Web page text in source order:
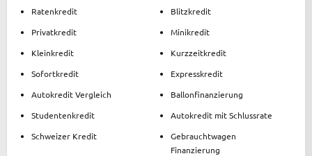
Ratenkredit
Privatkredit
Kleinkredit
Sofortkredit
Autokredit Vergleich
Studentenkredit
Schweizer Kredit
Blitzkredit
Minikredit
Kurzzeitkredit
Expresskredit
Ballonfinanzierung
Autokredit mit Schlussrate
Gebrauchtwagen
Finanzierung